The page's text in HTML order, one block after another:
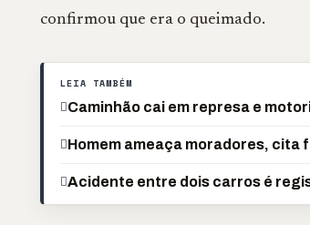
confirmou que era o queimado.
LEIA TAMBÉM
Caminhão cai em represa e
Homem ameaça moradores, cita
Acidente entre dois carros é